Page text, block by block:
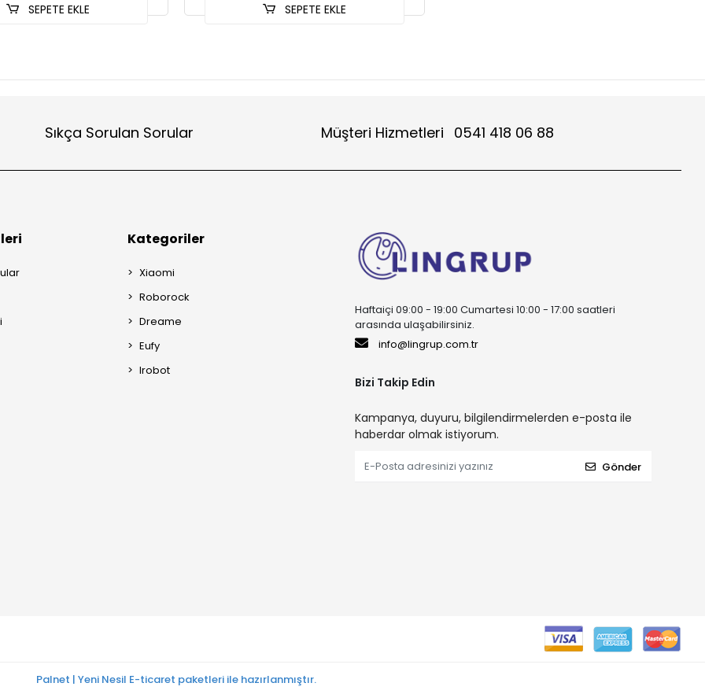
SEPETE EKLE SEPETE EKLE
Sıkça Sorulan Sorular Müşteri Hizmetleri 0541 418 06 88
Kategoriler
Xiaomi
Roborock
Dreame
Eufy
Irobot
Haftaiçi 09:00 - 19:00 Cumartesi 10:00 - 17:00 saatleri
arasında ulaşabilirsiniz.
info@lingrup.com.tr
Bizi Takip Edin
Kampanya, duyuru, bilgilendirmelerden e-posta ile
haberdar olmak istiyorum.
Gönder
Palnet | Yeni Nesil E-ticaret paketleri ile hazırlanmıştır.